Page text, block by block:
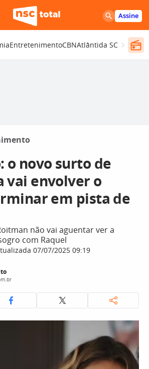
Assine
EntretenimentoCBNAtlântida SC
o novo surto de
vai envolver o
em pista de
não vai aguentar ver a
com Raquel
07/07/2025 09:19